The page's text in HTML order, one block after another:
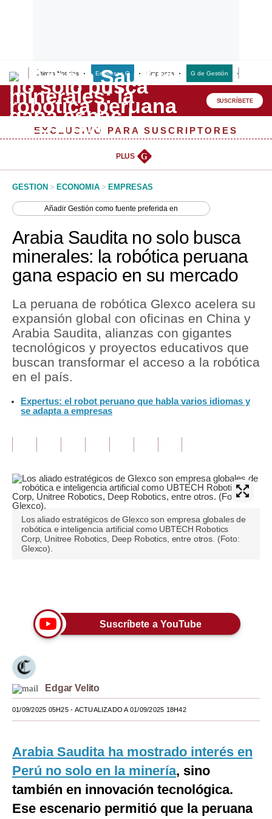
Últimas Noticias Empresas G Empresas G de Gestión
Lo último
Peru Quiosco
Management & Empleo
Perú
Política
Finanzas Personales
Inmobiliarias
Plus G
Editorial
Tendencias
Viajes
EEUU
México
España
Internacional
Club del Suscriptor
G de Gestión
SUSCRÍBETE
EXCLUSIVO PARA SUSCRIPTORES
PLUS G
GESTION > ECONOMIA > EMPRESAS
AñadirGestión como fuente preferida en
Arabia Saudita no solo busca
minerales: la robótica peruana
gana espacio en su mercado
La peruana de robótica Glexco acelera su
expansión global con oficinas en China y
Arabia Saudita, alianzas con gigantes
tecnológicos y proyectos educativos que
buscan transformar el acceso a la robótica
en el país.
Expertus: el robot peruano que habla varios idiomas y
se adapta a empresas
Los aliado estratégicos de Glexco son empresa globales de
robótica e inteligencia artificial como UBTECH Robotics
Corp, Unitree Robotics, Deep Robotics, entre otros. (Foto:
Glexco).
Suscríbete a YouTube
Edgar Velito
01/09/2025 05H25- ACTUALIZADO A 01/09/2025 18H42
Arabia Saudita ha mostrado interés en
Perú no solo en la minería, sino
también en innovación tecnológica.
Ese escenario permitió que la peruana